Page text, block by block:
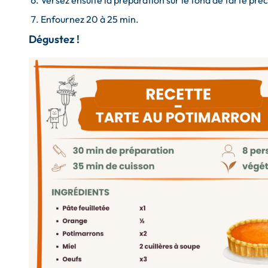
Enfournez 20 à 25 min.
Dégustez !